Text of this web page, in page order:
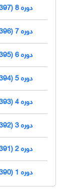
دوره 8 (1397)
دوره 7 (1396)
دوره 6 (1395)
دوره 5 (1394)
دوره 4 (1393)
دوره 3 (1392)
دوره 2 (1391)
دوره 1 (1390)